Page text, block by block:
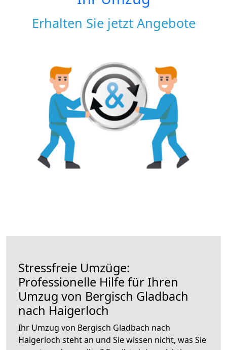
Erhalten Sie jetzt Angebote
Stressfreie Umzüge:
Professionelle Hilfe für Ihren
Umzug von Bergisch Gladbach
nach Haigerloch
Ihr Umzug von Bergisch Gladbach nach
Haigerloch steht an und Sie wissen nicht, was Sie